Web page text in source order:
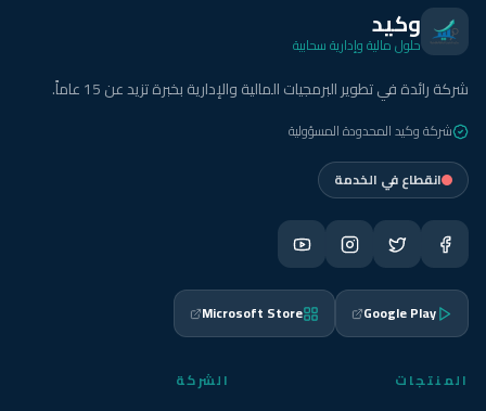
وكيد
حلول مالية وإدارية سحابية
شركة رائدة في تطوير البرمجيات المالية والإدارية بخبرة تزيد عن 15 عاماً.
شركة وكيد المحدودة المسؤولية
انقطاع في الخدمة
Google Play
Microsoft Store
المنتجات الشركة